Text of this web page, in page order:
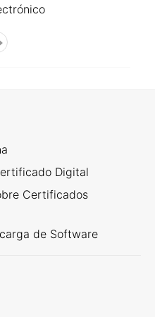
Digital
Certificados
de Software